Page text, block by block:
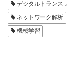
デジタルトランス
ネットワーク解析
機械学習